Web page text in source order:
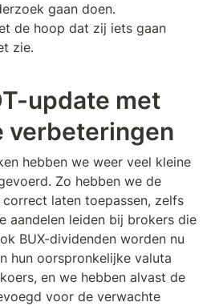
gaan doen.
de hoop dat zij iets gaan
zie.
update met
verbeteringen
hebben we weer veel kleine
Zo hebben we de
laten toepassen, zelfs
aandelen leiden bij brokers die
BUX-dividenden worden nu
hun oorspronkelijke valuta
en we hebben alvast de
voor de verwachte